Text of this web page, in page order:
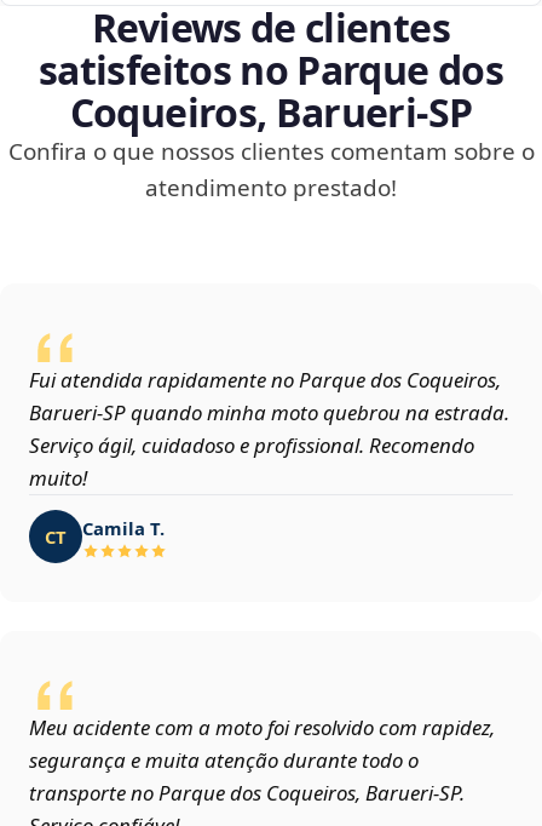
Reviews de clientes
satisfeitos no Parque dos
Coqueiros, Barueri‑SP
Confira o que nossos clientes comentam sobre o
atendimento prestado!
Fui atendida rapidamente no Parque dos Coqueiros,
Barueri‑SP quando minha moto quebrou na estrada.
Serviço ágil, cuidadoso e profissional. Recomendo
muito!
CT Camila T.
Meu acidente com a moto foi resolvido com rapidez,
segurança e muita atenção durante todo o
transporte no Parque dos Coqueiros, Barueri‑SP.